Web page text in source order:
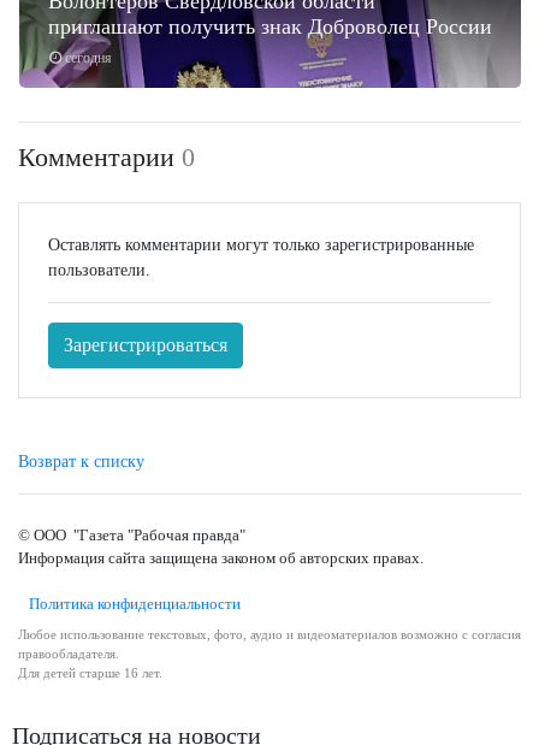
сегодня
приглашают получить знак Доброволец России
Комментарии 0
Оставлять комментарии могут только зарегистрированные
пользователи.
Зарегистрироваться
Возврат к списку
© ООО "Газета "Рабочая правда"
Информация сайта защищена законом об авторских правах.
Политика конфиденциальности
Любое использование текстовых, фото, аудио и видеоматериалов возможно с согласия
правообладателя.
Для детей старше 16 лет.
Подписаться на новости